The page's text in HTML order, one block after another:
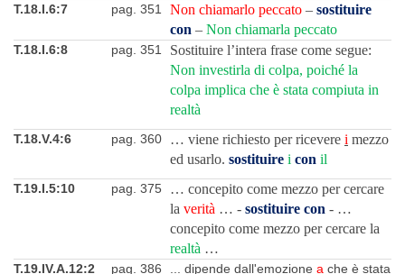
T.18.I.6:7 pag. 351 Non chiamarlo peccato – sostituire
con – Non chiamarla peccato
T.18.I.6:8 pag. 351
Sostituire l’intera frase come segue:
Non investirla di colpa, poiché la
colpa implica che è stata compiuta in
realtà
T.18.V.4:6 pag. 360 … viene richiesto per ricevere i mezzo
ed usarlo. sostituire i con il
T.19.I.5:10 pag. 375
… concepito come mezzo per cercare
la verità … - sostituire con - …
concepito come mezzo per cercare la
realtà …
T.19.IV.A.12:2 pag. 386 ... dipende dall'emozione a che è stata